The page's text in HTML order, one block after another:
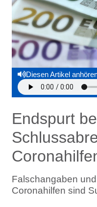
Diesen Artikel
Endspurt
Falschangaben
Coronahilfen sind